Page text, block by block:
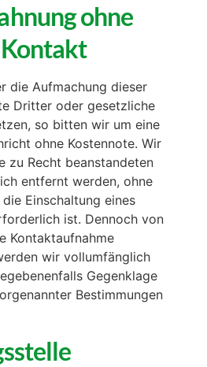
ohne
die Aufmachung dieser
Dritter oder gesetzliche
so bitten wir um eine
ohne Kostennote. Wir
zu Recht beanstandeten
entfernt werden, ohne
Einschaltung eines
ist. Dennoch von
Kontaktaufnahme
wir vollumfänglich
Gegenklage
Bestimmungen